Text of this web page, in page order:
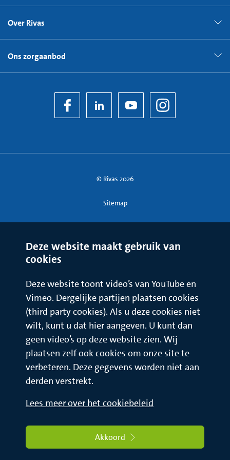
Over Rivas
Ons zorgaanbod
© Rivas 2026
Sitemap
Deze website maakt gebruik van
cookies
Deze website toont video’s van YouTube en
Vimeo. Dergelijke partijen plaatsen cookies
(third party cookies). Als u deze cookies niet
wilt, kunt u dat hier aangeven. U kunt dan
geen video’s op deze website zien. Wij
plaatsen zelf ook cookies om onze site te
verbeteren. Deze gegevens worden niet aan
derden verstrekt.
Lees meer over het cookiebeleid
Akkoord